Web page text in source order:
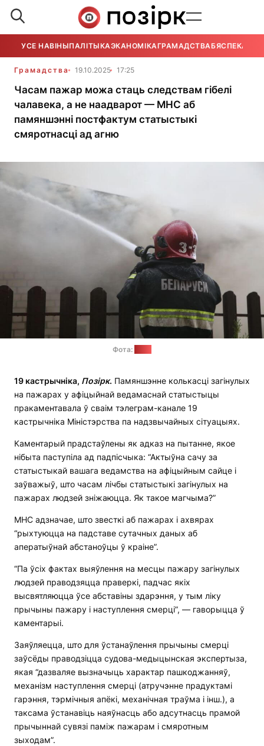
УСЕ НАВІНЫПАЛІТЫКАЭКАНОМІКАГРАМАДСТВАБЯСПЕКА
Грамадства 19.10.2025 17:25
Часам пажар можа стаць следствам гібелі
чалавека, а не наадварот — МНС аб
памяншэнні постфактум статыстыкі
смяротнасці ад агню
Фота:
19 кастрычніка, Позірк. Памяншэнне колькасці загінулых
на пажарах у афіцыйнай ведамаснай статыстыцы
пракаментавала ў сваім тэлеграм-канале 19
кастрычніка Міністэрства па надзвычайных сітуацыях.
Каментарый прадстаўлены як адказ на пытанне, якое
нібыта паступіла ад падпісчыка: “Актыўна сачу за
статыстыкай вашага ведамства на афіцыйным сайце і
заўважыў, што часам лічбы статыстыкі загінулых на
пажарах людзей зніжаюцца. Як такое магчыма?”
МНС адзначае, што звесткі аб пажарах і ахвярах
“рыхтуюцца на падставе сутачных даных аб
аператыўнай абстаноўцы ў краіне”.
“Па ўсіх фактах выяўлення на месцы пажару загінулых
людзей праводзяцца праверкі, падчас якіх
высвятляюцца ўсе абставіны здарэння, у тым ліку
прычыны пажару і наступлення смерці”, — гаворыцца ў
каментарыі.
Заяўляецца, што для ўстанаўлення прычыны смерці
заўсёды праводзіцца судова-медыцынская экспертыза,
якая “дазваляе вызначыць характар пашкоджанняў,
механізм наступлення смерці (атручэнне прадуктамі
гарэння, тэрмічныя апёкі, механічная траўма і інш.), а
таксама ўстанавіць наяўнасць або адсутнасць прамой
прычыннай сувязі паміж пажарам і смяротным
зыходам”.